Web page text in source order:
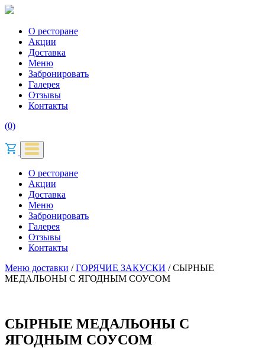
О ресторане
Акции
Доставка
Меню
Забронировать
Галерея
Отзывы
Контакты
(0)
О ресторане
Акции
Доставка
Меню
Забронировать
Галерея
Отзывы
Контакты
Меню доставки /ГОРЯЧИЕ ЗАКУСКИ / СЫРНЫЕ
МЕДАЛЬОНЫ С ЯГОДНЫМ СОУСОМ
СЫРНЫЕ МЕДАЛЬОНЫ С
ЯГОДНЫМ СОУСОМ